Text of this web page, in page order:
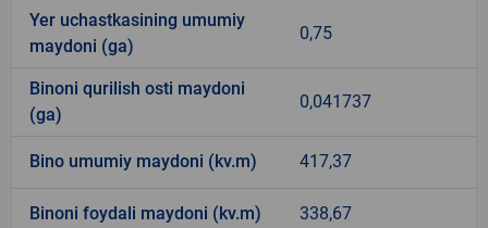
Yer uchastkasining umumiy
maydoni (ga)
0,75
Binoni qurilish osti maydoni
(ga)
0,041737
Bino umumiy maydoni (kv.m) 417,37
Binoni foydali maydoni (kv.m) 338,67